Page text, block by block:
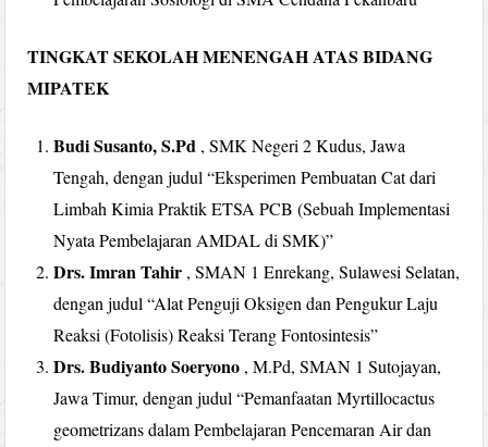
TINGKAT SEKOLAH MENENGAH ATAS BIDANG
MIPATEK
Budi Susanto, S.Pd , SMK Negeri 2 Kudus, Jawa
Tengah, dengan judul “Eksperimen Pembuatan Cat dari
Limbah Kimia Praktik ETSA PCB (Sebuah Implementasi
Nyata Pembelajaran AMDAL di SMK)”
Drs. Imran Tahir , SMAN 1 Enrekang, Sulawesi Selatan,
dengan judul “Alat Penguji Oksigen dan Pengukur Laju
Reaksi (Fotolisis) Reaksi Terang Fontosintesis”
Drs. Budiyanto Soeryono , M.Pd, SMAN 1 Sutojayan,
Jawa Timur, dengan judul “Pemanfaatan Myrtillocactus
geometrizans dalam Pembelajaran Pencemaran Air dan